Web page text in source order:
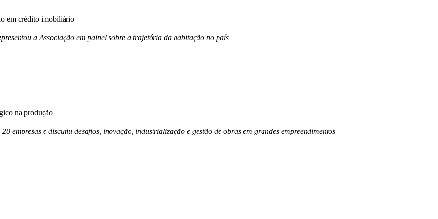
em crédito imobiliário
a Associação em painel sobre a trajetória da habitação no país
na produção
empresas e discutiu desafios, inovação, industrialização e gestão de obras em grandes empreendimentos